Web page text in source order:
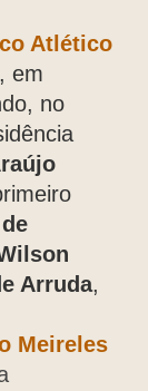
Atlético
, em
no
Arruda,
Meireles